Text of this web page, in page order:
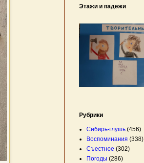
Этажи и падежи
Рубрики
Сибирь-глушь (456)
Воспоминания (338)
Съестное (302)
Погоды (286)